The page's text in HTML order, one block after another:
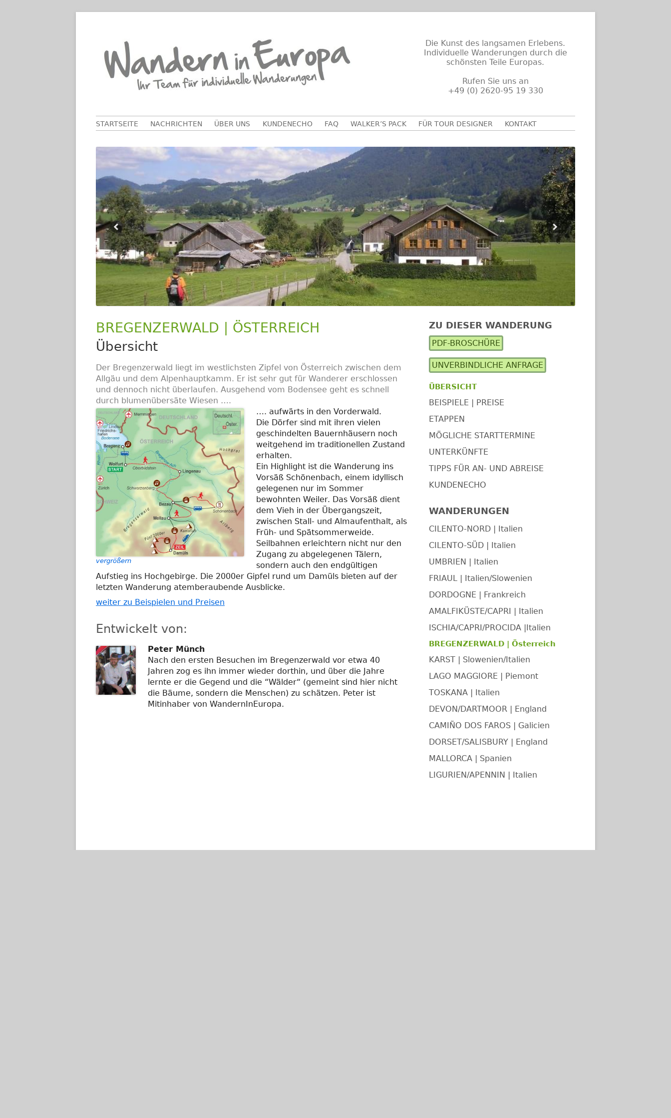
Die Kunst des langsamen Erlebens.
Individuelle Wanderungen durch die
schönsten Teile Europas.
Rufen Sie uns an
+49 (0) 2620-95 19 330
Primäres
Menü
STARTSEITE NACHRICHTEN ÜBER UNS KUNDENECHO FAQ WALKER’S PACK FÜR TOUR DESIGNER KONTAKT
BREGENZERWALD | ÖSTERREICH
Übersicht
Der Bregenzerwald liegt im westlichsten Zipfel von Österreich zwischen dem
Allgäu und dem Alpenhauptkamm. Er ist sehr gut für Wanderer erschlossen
und dennoch nicht überlaufen. Ausgehend vom Bodensee geht es schnell
durch blumenübersäte Wiesen ….
vergrößern
…. aufwärts in den Vorderwald.
Die Dörfer sind mit ihren vielen
geschindelten Bauernhäusern noch
weitgehend im traditionellen Zustand
erhalten.
Ein Highlight ist die Wanderung ins
Vorsäß Schönenbach, einem idyllisch
gelegenen nur im Sommer
bewohnten Weiler. Das Vorsäß dient
dem Vieh in der Übergangszeit,
zwischen Stall- und Almaufenthalt, als
Früh- und Spätsommerweide.
Seilbahnen erleichtern nicht nur den
Zugang zu abgelegenen Tälern,
sondern auch den endgültigen
Aufstieg ins Hochgebirge. Die 2000er Gipfel rund um Damüls bieten auf der
letzten Wanderung atemberaubende Ausblicke.
weiter zu Beispielen und Preisen
Entwickelt von:
Peter Münch
Nach den ersten Besuchen im Bregenzerwald vor etwa 40
Jahren zog es ihn immer wieder dorthin, und über die Jahre
lernte er die Gegend und die “Wälder“ (gemeint sind hier nicht
die Bäume, sondern die Menschen) zu schätzen. Peter ist
Mitinhaber von WandernInEuropa.
Haupt-
Seitenleiste
ZU DIESER WANDERUNG
PDF-BROSCHÜRE
UNVERBINDLICHE ANFRAGE
ÜBERSICHT
BEISPIELE | PREISE
ETAPPEN
MÖGLICHE STARTTERMINE
UNTERKÜNFTE
TIPPS FÜR AN- UND ABREISE
KUNDENECHO
WANDERUNGEN
CILENTO-NORD | Italien
CILENTO-SÜD | Italien
UMBRIEN | Italien
FRIAUL | Italien/Slowenien
DORDOGNE | Frankreich
AMALFIKÜSTE/CAPRI | Italien
ISCHIA/CAPRI/PROCIDA |Italien
BREGENZERWALD | Österreich
KARST | Slowenien/Italien
LAGO MAGGIORE | Piemont
TOSKANA | Italien
DEVON/DARTMOOR | England
CAMIÑO DOS FAROS | Galicien
DORSET/SALISBURY | England
MALLORCA | Spanien
LIGURIEN/APENNIN | Italien